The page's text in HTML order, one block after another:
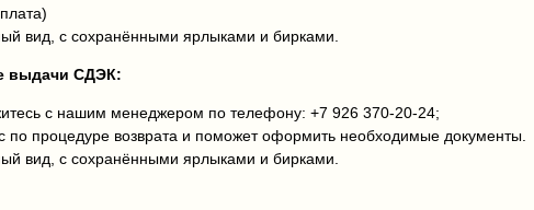
вид, с сохранёнными ярлыками и бирками.
выдачи СДЭК:
с нашим менеджером по телефону: +7 926 370‑20‑24;
по процедуре возврата и поможет оформить необходимые документы.
вид, с сохранёнными ярлыками и бирками.